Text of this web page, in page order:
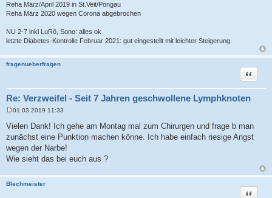
Reha März/April 2019 in St.Veit/Pongau
Reha März 2020 wegen Corona abgebrochen
NU 2-7 inkl LuRö, Sono: alles ok
letzte Diabetes-Kontrolle Februar 2021: gut eingestellt mit leichter Steigerung
fragenueberfragen
Re: Verzweifel - Seit 7 Jahren geschwollene Lymphknoten
Zitat
t
a
g
01.03.2019 11:33
Vielen Dank! Ich gehe am Montag mal zum Chirurgen und frage b man
zunächst eine Punktion machen könne. Ich habe einfach riesige Angst
wegen der Narbe!
Wie sieht das bei euch aus ?
Blechmeister
Zitat